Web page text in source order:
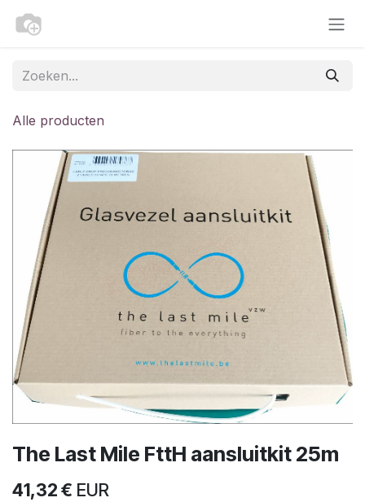
Alle producten
The Last Mile FttH aansluitkit 25m
41,32€ EUR